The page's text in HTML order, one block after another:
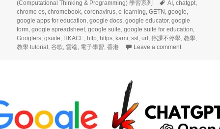
on
(Computational Thinking & Programming) 學習系列 Tags
AI ,chatgpt,
chrome os,chromebook,coronavirus,e-learning,GETN ,google,
google apps for education,google docs,google educator,google
form,google spreadsheet,google suite,google suite for education,
Googlers,gsuite, HKACE, http, https, kami,ssl ,url ,停課不停學,教學,
教學 tutorial ,谷歌, 雲端, 電子學習,香港 Leave a commenton 優秀ICT教